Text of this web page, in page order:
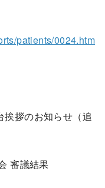
patients/0024.htm
挨拶のお知らせ（追
審議結果